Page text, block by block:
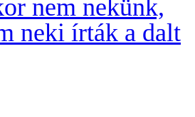
nem nekünk,
neki írták a dalt